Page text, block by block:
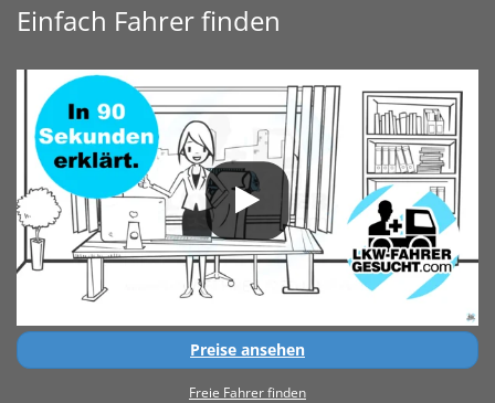
Einfach Fahrer finden
Preise ansehen
Freie Fahrer finden